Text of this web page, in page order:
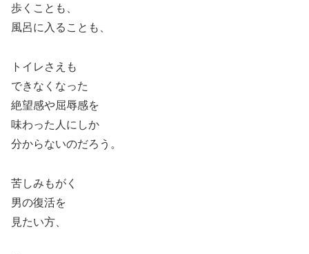
歩くことも、
風呂に入ることも、
トイレさえも
できなくなった
絶望感や屈辱感を
味わった人にしか
分からないのだろう。
苦しみもがく
男の復活を
見たい方、